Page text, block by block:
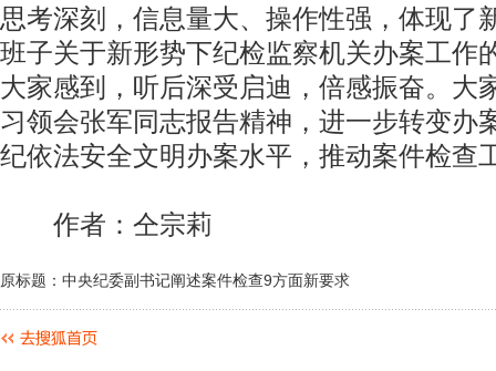
思考深刻，信息量大、操作性强，体现了
班子关于新形势下纪检监察机关办案工作
大家感到，听后深受启迪，倍感振奋。大
习领会张军同志报告精神，进一步转变办
纪依法安全文明办案水平，推动案件检查
作者：仝宗莉
原标题：中央纪委副书记阐述案件检查9方面新要求